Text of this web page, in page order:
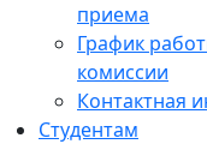
приема
График
комиссии
Контактная
Студентам